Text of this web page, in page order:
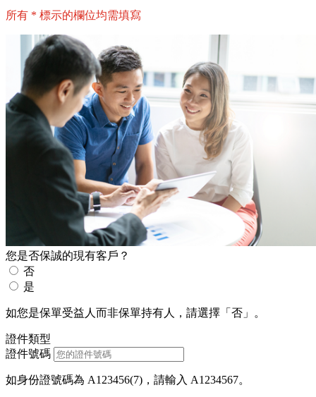
所有 * 標示的欄位均需填寫
您是否保誠的現有客戶？
否
是
如您是保單受益人而非保單持有人，請選擇「否」。
證件類型
證件號碼
如身份證號碼為 A123456(7)，請輸入 A1234567。